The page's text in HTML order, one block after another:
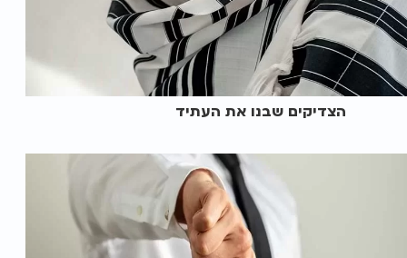
הצדיקים שבנו את העתיד